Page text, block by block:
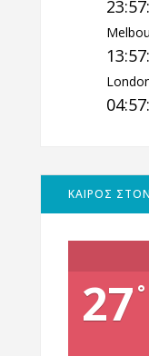
ΚΑΙΡΟΣ
27 °